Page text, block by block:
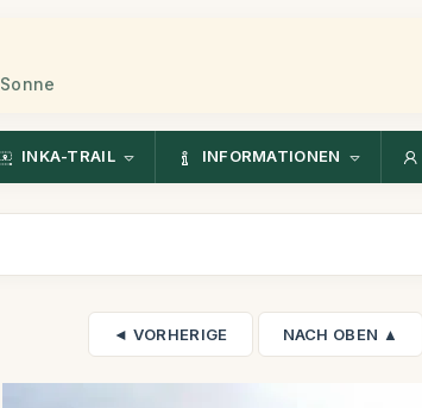
INKA-TRAIL INFORMATIONEN
◄ VORHERIGE NACH OBEN ▲